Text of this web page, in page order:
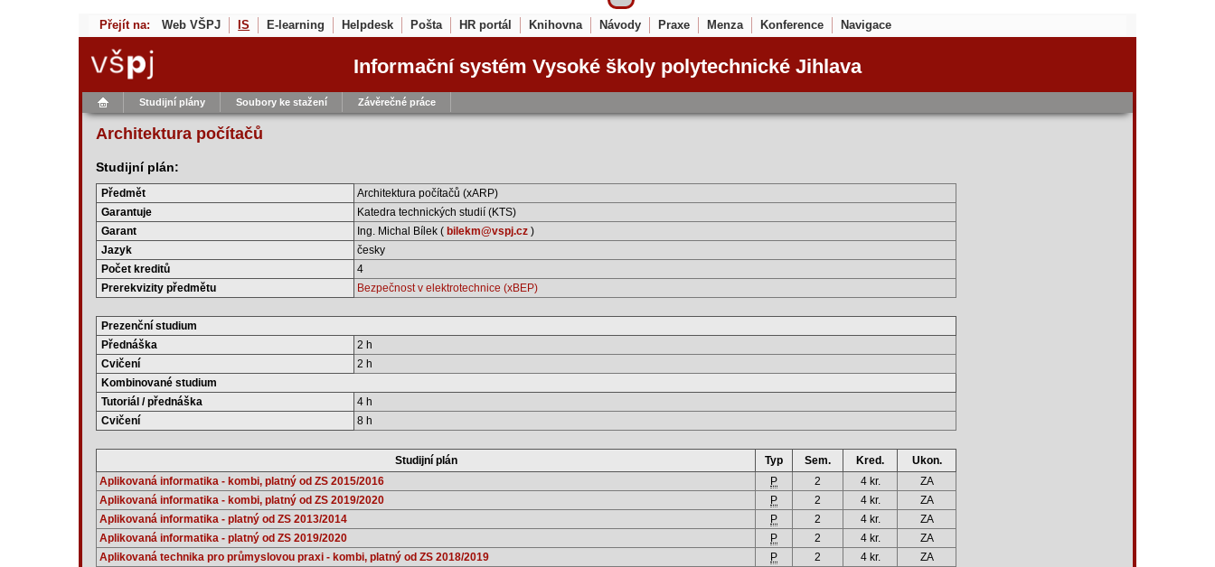
Přejít na: Web VŠPJ IS E-learning Helpdesk Pošta HR portál Knihovna Návody Praxe Menza Konference Navigace
Informační systém Vysoké školy polytechnické Jihlava
Studijní plány Soubory ke stažení Závěrečné práce
Architektura počítačů
Studijní plán:
Předmět
Architektura počítačů (xARP)
Garantuje
Katedra technických studií (KTS)
Garant
Ing. Michal Bílek ( bilekm@vspj.cz )
Jazyk
česky
Počet kreditů
4
Prerekvizity předmětu
Bezpečnost v elektrotechnice (xBEP)
Prezenční studium
Přednáška
2 h
Cvičení
2 h
Kombinované studium
Tutoriál / přednáška
4 h
Cvičení
8 h
Studijní plán Typ Sem. Kred.
Ukon.
Aplikovaná informatika - kombi, platný od ZS 2015/2016
P 2 4 kr.
ZA
Aplikovaná informatika - kombi, platný od ZS 2019/2020
P 2 4 kr.
ZA
Aplikovaná informatika - platný od ZS 2013/2014
P 2 4 kr.
ZA
Aplikovaná informatika - platný od ZS 2019/2020
P 2 4 kr.
ZA
Aplikovaná technika pro průmyslovou praxi - kombi, platný od ZS 2018/2019
P 2 4 kr.
ZA